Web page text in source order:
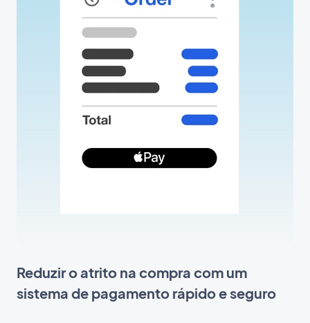
Reduzir o atrito na compra com um
sistema de pagamento rápido e seguro